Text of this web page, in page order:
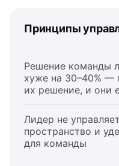
Принципы
Решение команды
хуже на 30–40% —
их решение, и они
Лидер не
пространство и
для команды